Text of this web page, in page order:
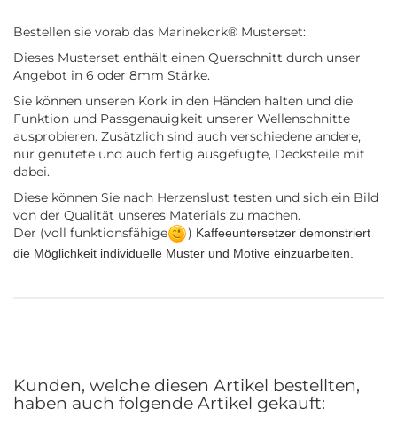
Bestellen sie vorab das Marinekork® Musterset:
Dieses Musterset enthält einen Querschnitt durch unser
Angebot in 6 oder 8mm Stärke.
Sie können unseren Kork in den Händen halten und die
Funktion und Passgenauigkeit unserer Wellenschnitte
ausprobieren. Zusätzlich sind auch verschiedene andere,
nur genutete und auch fertig ausgefugte, Decksteile mit
dabei.
Diese können Sie nach Herzenslust testen und sich ein Bild
von der Qualität unseres Materials zu machen.
Der (voll funktionsfähige
) Kaffeeuntersetzer demonstriert
die Möglichkeit individuelle Muster und Motive einzuarbeiten.
Kunden, welche diesen Artikel bestellten,
haben auch folgende Artikel gekauft: